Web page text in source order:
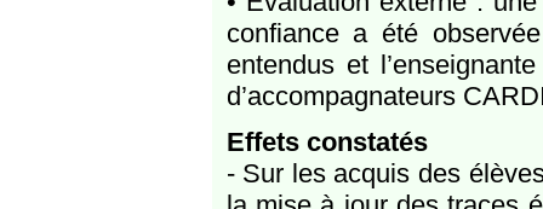
confiance a été
entendus et
d’accompagnateurs
Effets constatés
- Sur les acquis des